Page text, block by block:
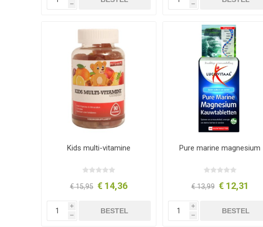
h h
Kids multi-vitamine
€ 15,95 € 14,36
i
h
BESTEL
Pure marine magnesium
€ 13,99 € 12,31
i
h
BESTEL